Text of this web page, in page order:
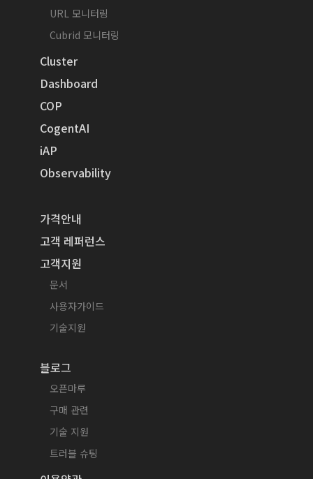
URL 모니터링
Cubrid 모니터링
Cluster
Dashboard
COP
CogentAI
iAP
Observability
가격안내
고객 레퍼런스
고객지원
문서
사용자가이드
기술지원
블로그
오픈마루
구매 관련
기술 지원
트러블 슈팅